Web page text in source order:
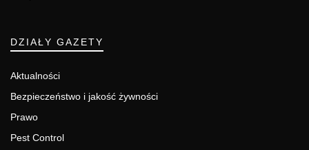
DZIAŁY GAZETY
Aktualności
Bezpieczeństwo i jakość żywności
Prawo
Pest Control